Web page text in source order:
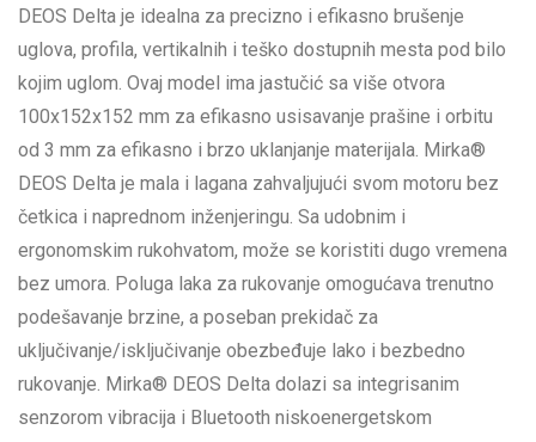
DEOS Delta je idealna za precizno i efikasno brušenje
uglova, profila, vertikalnih i teško dostupnih mesta pod bilo
kojim uglom. Ovaj model ima jastučić sa više otvora
100x152x152 mm za efikasno usisavanje prašine i orbitu
od 3 mm za efikasno i brzo uklanjanje materijala. Mirka®
DEOS Delta je mala i lagana zahvaljujući svom motoru bez
četkica i naprednom inženjeringu. Sa udobnim i
ergonomskim rukohvatom, može se koristiti dugo vremena
bez umora. Poluga laka za rukovanje omogućava trenutno
podešavanje brzine, a poseban prekidač za
uključivanje/isključivanje obezbeđuje lako i bezbedno
rukovanje. Mirka® DEOS Delta dolazi sa integrisanim
senzorom vibracija i Bluetooth niskoenergetskom